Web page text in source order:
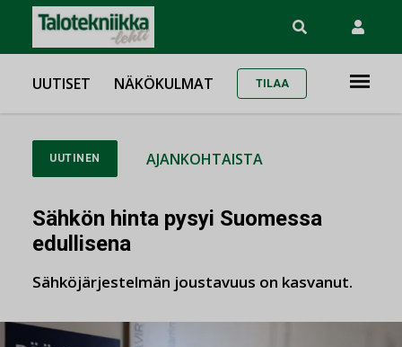
UUTISET NÄKÖKULMAT TILAA
UUTINEN AJANKOHTAISTA
Sähkön hinta pysyi Suomessa
edullisena
Sähköjärjestelmän joustavuus on kasvanut.